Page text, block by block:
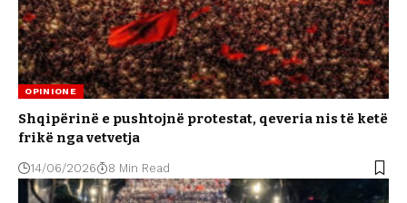
OPINIONE
Shqipërinë e pushtojnë protestat, qeveria nis të ketë
frikë nga vetvetja
14/06/2026 8 Min Read